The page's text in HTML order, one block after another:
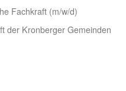
Fachkraft (m/w/d)
der Kronberger Gemeinden